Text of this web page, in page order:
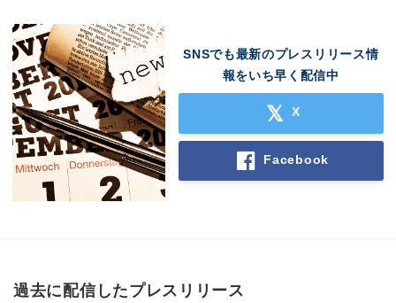
SNSでも最新のプレスリリース情
報をいち早く配信中
X
Facebook
過去に配信したプレスリリース